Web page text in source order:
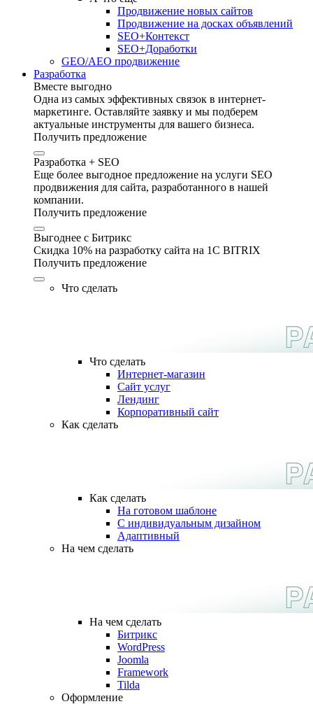
Продвижение новых сайтов
Продвижение на досках объявлений
SEO+Контекст
SEO+Доработки
GEO/AEO продвижение
Разработка
Вместе выгодно
Одна из самых эффективных связок в интернет-
маркетинге. Оставляйте заявку и мы подберем
актуальные инструменты для вашего бизнеса.
Получить предложение
Разработка + SEO
Еще более выгодное предложение на услуги SEO
продвижения для сайта, разработанного в нашей
компании.
Получить предложение
Выгоднее с Битрикс
Скидка 10% на разработку сайта на 1C BITRIX
Получить предложение
Что сделать
Что сделать
Интернет-магазин
Сайт услуг
Лендинг
Корпоративный сайт
Как сделать
Как сделать
На готовом шаблоне
С индивидуальным дизайном
Адаптивный
На чем сделать
На чем сделать
Битрикс
WordPress
Joomla
Framework
Tilda
Оформление